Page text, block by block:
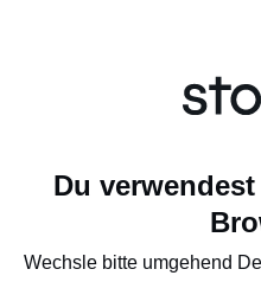
Du
Wechsle bitte umgehend